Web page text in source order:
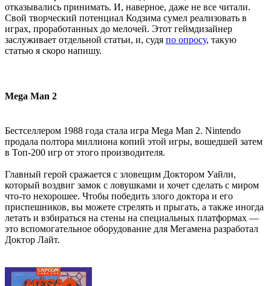
отказывались принимать. И, наверное, даже не все читали.
Свой творческий потенциал Кодзима сумел реализовать в
играх, проработанных до мелочей. Этот геймдизайнер
заслуживает отдельной статьи, и, судя по опросу, такую
статью я скоро напишу.
Mega Man 2
Бестселлером 1988 года стала игра Mega Man 2. Nintendo
продала полтора миллиона копий этой игры, вошедшей затем
в Топ-200 игр от этого производителя.
Главный герой сражается с зловещим Доктором Уайли,
который воздвиг замок с ловушками и хочет сделать с миром
что-то нехорошее. Чтобы победить злого доктора и его
приспешников, вы можете стрелять и прыгать, а также иногда
летать и взбираться на стены на специальных платформах —
это вспомогательное оборудование для Мегамена разработал
Доктор Лайт.